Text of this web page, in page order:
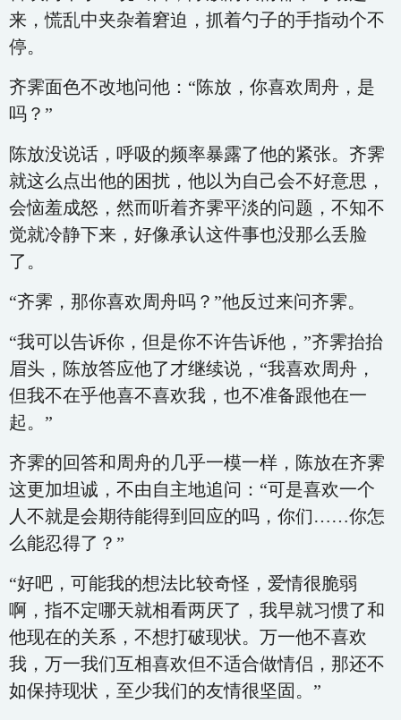
来，慌乱中夹杂着窘迫，抓着勺子的手指动个不
停。
齐霁面色不改地问他：“陈放，你喜欢周舟，是
吗？”
陈放没说话，呼吸的频率暴露了他的紧张。齐霁
就这么点出他的困扰，他以为自己会不好意思，
会恼羞成怒，然而听着齐霁平淡的问题，不知不
觉就冷静下来，好像承认这件事也没那么丢脸
了。
“齐霁，那你喜欢周舟吗？”他反过来问齐霁。
“我可以告诉你，但是你不许告诉他，”齐霁抬抬
眉头，陈放答应他了才继续说，“我喜欢周舟，
但我不在乎他喜不喜欢我，也不准备跟他在一
起。”
齐霁的回答和周舟的几乎一模一样，陈放在齐霁
这更加坦诚，不由自主地追问：“可是喜欢一个
人不就是会期待能得到回应的吗，你们……你怎
么能忍得了？”
“好吧，可能我的想法比较奇怪，爱情很脆弱
啊，指不定哪天就相看两厌了，我早就习惯了和
他现在的关系，不想打破现状。万一他不喜欢
我，万一我们互相喜欢但不适合做情侣，那还不
如保持现状，至少我们的友情很坚固。”